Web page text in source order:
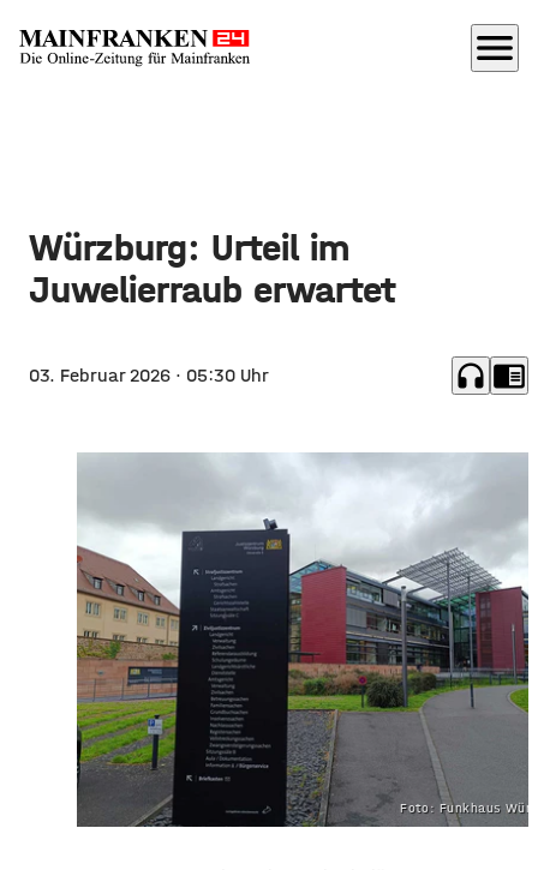
menu
Würzburg: Urteil im
Juwelierraub erwartet
03. Februar 2026 · 05:30 Uhr headphones chrome_reader_mode
Foto: Funkhaus